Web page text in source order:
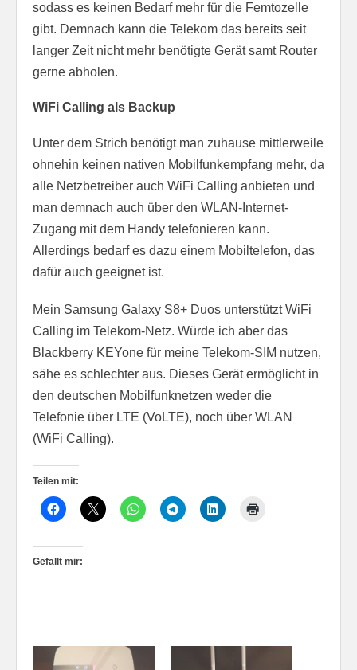
sodass es keinen Bedarf mehr für die Femtozelle
gibt. Demnach kann die Telekom das bereits seit
langer Zeit nicht mehr benötigte Gerät samt Router
gerne abholen.
WiFi Calling als Backup
Unter dem Strich benötigt man zuhause mittlerweile
ohnehin keinen nativen Mobilfunkempfang mehr, da
alle Netzbetreiber auch WiFi Calling anbieten und
man demnach auch über den WLAN-Internet-
Zugang mit dem Handy telefonieren kann.
Allerdings bedarf es dazu einem Mobiltelefon, das
dafür auch geeignet ist.
Mein Samsung Galaxy S8+ Duos unterstützt WiFi
Calling im Telekom-Netz. Würde ich aber das
Blackberry KEYone für meine Telekom-SIM nutzen,
sähe es schlechter aus. Dieses Gerät ermöglicht in
den deutschen Mobilfunknetzen weder die
Telefonie über LTE (VoLTE), noch über WLAN
(WiFi Calling).
Teilen mit:
Gefällt mir: